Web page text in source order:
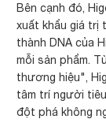
Bên cạnh đó,
xuất khẩu giá trị
thành DNA của
mỗi sản phẩm.
thương hiệu",
tâm trí người
đột phá không